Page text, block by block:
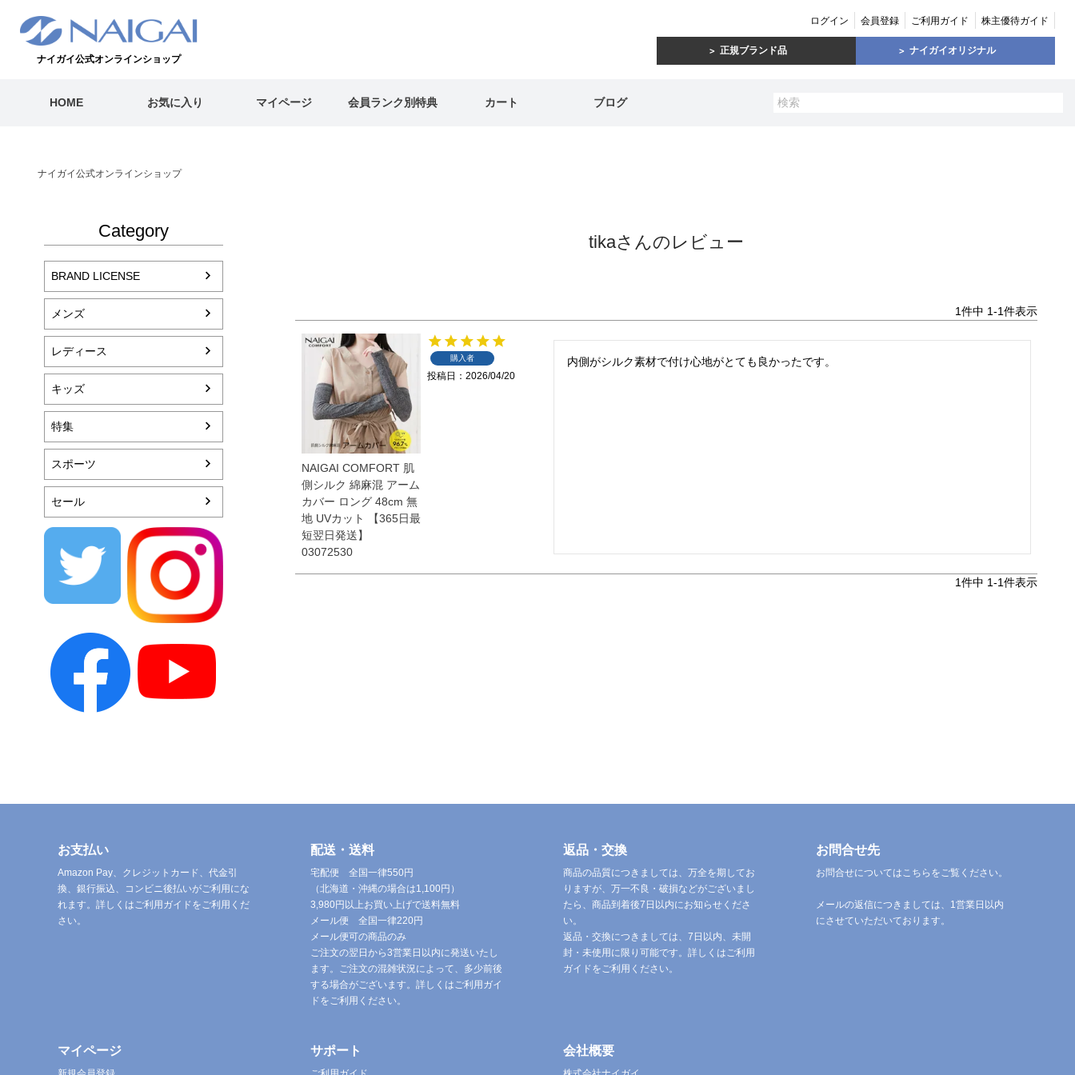
ナイガイ公式オンラインショップ
ログイン 会員登録 ご利用ガイド 株主優待ガイド
正規ブランド品 ナイガイオリジナル
HOME お気に入り マイページ 会員ランク別特典 カート ブログ
ナイガイ公式オンラインショップ
Category
BRAND LICENSE
メンズ
レディース
キッズ
特集
スポーツ
セール
tikaさんのレビュー
1件中 1-1件表示
NAIGAI COMFORT 肌
側シルク 綿麻混 アーム
カバー ロング 48cm 無
地 UVカット 【365日最
短翌日発送】
03072530
購入者
投稿日 2026/04/20
1件中 1-1件表示
お支払い
Amazon Pay、クレジットカード、代金引
換、銀行振込、コンビニ後払いがご利用にな
れます。詳しくはご利用ガイドをご利用くだ
さい。
配送・送料
宅配便 全国一律550円
（北海道・沖縄の場合は1,100円）
3,980円以上お買い上げで送料無料
メール便 全国一律220円
メール便可の商品のみ
ご注文の翌日から3営業日以内に発送いたし
ます。ご注文の混雑状況によって、多少前後
する場合がございます。詳しくはご利用ガイ
ドをご利用ください。
返品・交換
商品の品質につきましては、万全を期してお
りますが、万一不良・破損などがございまし
たら、商品到着後7日以内にお知らせくださ
い。
返品・交換につきましては、7日以内、未開
封・未使用に限り可能です。詳しくはご利用
ガイドをご利用ください。
お問合せ先
お問合せについてはこちらをご覧ください。
メールの返信につきましては、1営業日以内
にさせていただいております。
マイページ サポート 会社概要